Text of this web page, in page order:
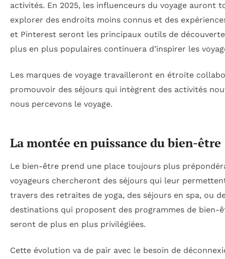
activités. En 2025, les influenceurs du voyage
explorer des endroits moins connus et des
et Pinterest seront les principaux outils de
plus en plus populaires continuera d’inspirer les
Les marques de voyage travailleront en étroite
promouvoir des séjours qui intègrent des activités
nous percevons le voyage.
La montée en puissance du bien-être
Le bien-être prend une place toujours plus
voyageurs chercheront des séjours qui leur
travers des retraites de yoga, des séjours en spa, ou
destinations qui proposent des programmes de
seront de plus en plus privilégiées.
Cette évolution va de pair avec le besoin de